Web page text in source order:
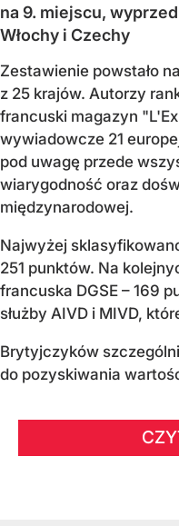
na 9. miejscu,
Włochy i Czechy
Zestawienie powstało
z 25 krajów. Autorzy
francuski magazyn
wywiadowcze 21
pod uwagę przede
wiarygodność oraz
międzynarodowej.
Najwyżej
251 punktów. Na
francuska DGSE – 169
służby AIVD i MIVD,
Brytyjczyków
do pozyskiwania